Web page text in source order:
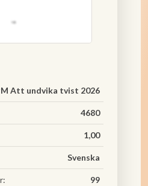
Att undvika tvist 2026
4680
1,00
Svenska
99